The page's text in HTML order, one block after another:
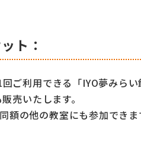
ト：
ご利用できる「IYO夢みら
売いたします。
額の他の教室にも参加できま